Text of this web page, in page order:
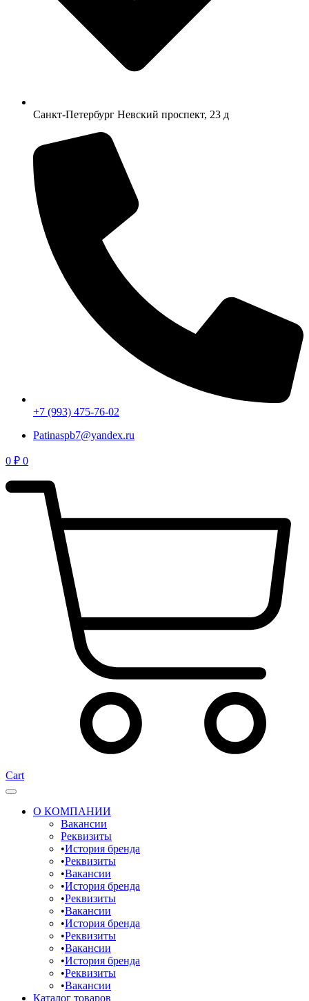
Санкт-Петербург Невский проспект, 23 д
+7 (993) 475-76-02
Patinaspb7@yandex.ru
0 ₽ 0
Cart
О КОМПАНИИ
Вакансии
Реквизиты
История бренда
Реквизиты
Вакансии
История бренда
Реквизиты
Вакансии
История бренда
Реквизиты
Вакансии
История бренда
Реквизиты
Вакансии
Каталог товаров